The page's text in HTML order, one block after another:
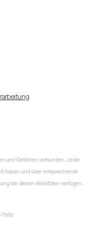
und Gefahren verbunden. Jeder
haben und über entsprechende
bei diesen Aktivitäten verfügen.